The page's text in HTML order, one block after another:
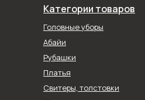
Категории товаров
Головные уборы
Абайи
Рубашки
Платья
Свитеры, толстовки